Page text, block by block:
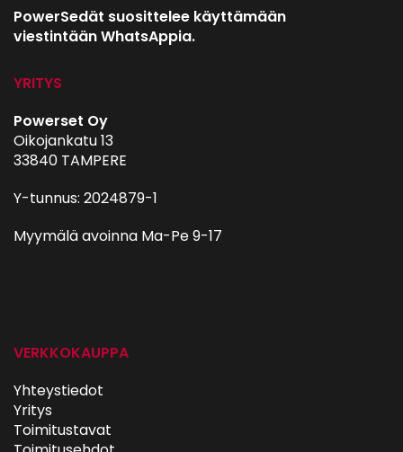
PowerSedät suosittelee käyttämään
viestintään WhatsAppia.
YRITYS
Powerset Oy
Oikojankatu 13
33840 TAMPERE
Y-tunnus: 2024879-1
Myymälä avoinna Ma-Pe 9-17
VERKKOKAUPPA
Yhteystiedot
Yritys
Toimitustavat